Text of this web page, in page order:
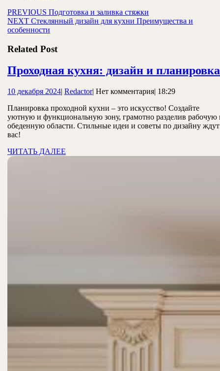
Навигация
по
PREVIOUS Предыдущая
запись:
Подготовка и заливка стяжки
NEXT Следующая
запись:
Стеклянный дизайн для кухни Преимущества и
особенности
Related Post
Проходная кухня: дизайн и планировка
10 декабря 202410
2024
| RedactorRedactor
| Нет комментария| 18:29
Планировка проходной кухни – это искусство! Создайте
уютную и функциональную зону, грамотно разделив рабочую
обеденную области. Стильные идеи и советы по дизайну ждут
вас!
ЧИТАТЬ ДАЛЕЕ